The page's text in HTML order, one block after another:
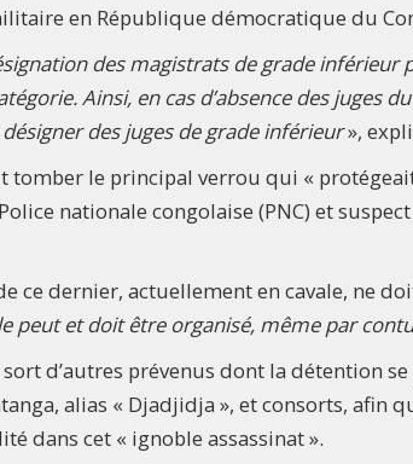
en République démocratique du
des magistrats de grade inférieur
Ainsi, en cas d’absence des juges
des juges de grade inférieur»,
tomber le principal verrou qui «
nationale congolaise (PNC) et
ce dernier, actuellement en cavale, ne
peut et doit être organisé, même par
d’autres prévenus dont la détention
alias « Djadjidja », et consorts, afin
dans cet « ignoble assassinat ».